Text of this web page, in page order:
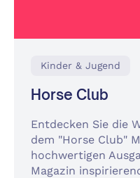
Kinder & Jugend
Horse Club
Entdecken Sie die
dem "Horse Club"
hochwertigen
Magazin